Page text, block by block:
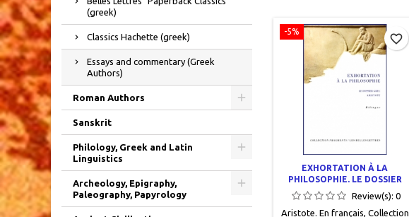
(greek)
Classics Hachette (greek)
Essays and commentary (Greek
Authors)
Roman Authors
Sanskrit
Philology, Greek and Latin
Linguistics
Archeology, Epigraphy,
Paleography, Papyrology
-5%
EXHORTATION À LA
PHILOSOPHIE. LE DOSSIER
GREC
Review(s):0
Aristote. En français, Collection
favorite_border